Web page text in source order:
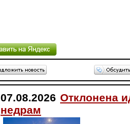
07.08.2026 Отклонена
недрам